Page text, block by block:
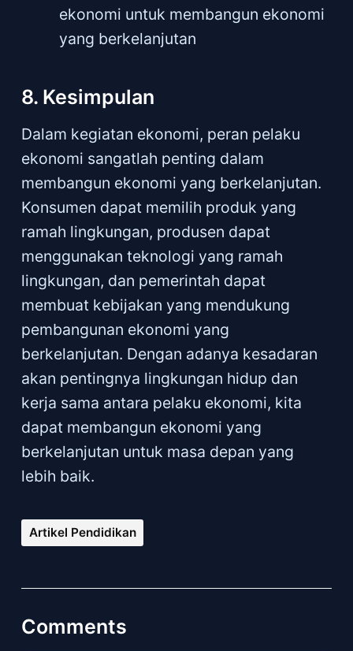
ekonomi untuk membangun ekonomi
yang berkelanjutan
8. Kesimpulan
Dalam kegiatan ekonomi, peran pelaku
ekonomi sangatlah penting dalam
membangun ekonomi yang berkelanjutan.
Konsumen dapat memilih produk yang
ramah lingkungan, produsen dapat
menggunakan teknologi yang ramah
lingkungan, dan pemerintah dapat
membuat kebijakan yang mendukung
pembangunan ekonomi yang
berkelanjutan. Dengan adanya kesadaran
akan pentingnya lingkungan hidup dan
kerja sama antara pelaku ekonomi, kita
dapat membangun ekonomi yang
berkelanjutan untuk masa depan yang
lebih baik.
Artikel Pendidikan
Comments